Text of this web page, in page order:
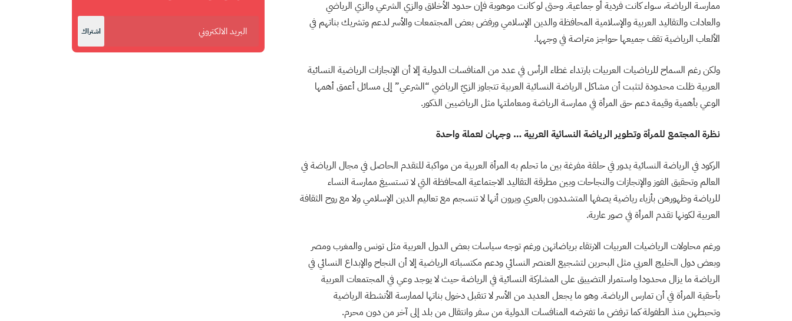
ممارسة الرياضة، سواء كانت فردية أو جماعية. وحتى لو كانت موهوبة فإن حدود الأخلاق والزي الشرعي والزي الرياضي
والعادات والتقاليد العربية والإسلامية المحافظة والدين الإسلامي ورفض بعض المجتمعات والأسر لدعم وتشريك بناتهم في
الألعاب الرياضية تقف جميعها حواجز متراصة في وجهها.
ولكن رغم السماح للرياضيات العربيات بارتداء غطاء الرأس في عدد من المنافسات الدولية إلا أن الإنجازات الرياضية النسائية
العربية ظلت محدودة لتثبت أن مشاكل الرياضة النسائية العربية تتجاوز الزيّ الرياضي “الشرعي” إلى مسائل أعمق أهمها
الوعي بأهمية وقيمة دعم حق المرأة في ممارسة الرياضة ومعاملتها مثل الرياضيين الذكور.
نظرة المجتمع للمرأة وتطوير الرياضة النسائية العربية … وجهان لعملة واحدة
الركود في الرياضة النسائية يدور في حلقة مفرغة بين ما تحلم به المرأة العربية من مواكبة للتقدم الحاصل في مجال الرياضة في
العالم وتحقيق الفوز والإنجازات والنجاحات وبين مطرقة التقاليد الاجتماعية المحافظة التي لا تستسيغ ممارسة النساء
للرياضة وظهورهن بأزياء رياضية يصفها المتشددون بالعري ويرون أنها لا تنسجم مع تعاليم الدين الإسلامي ولا مع روح الثقافة
العربية لكونها تقدم المرأة في صور عارية.
ورغم محاولات الرياضيات العربيات الارتقاء برياضاتهن ورغم توجه سياسات بعض الدول العربية مثل تونس والمغرب ومصر
وبعض دول الخليج العربي مثل البحرين لتشجيع العنصر النسائي ودعم مكتسباته الرياضية إلا أن النجاح والإبداع النسائي في
الرياضة ما يزال محدودا واستمرار التضييق على المشاركة النسائية في الرياضة حيث لا يوجد وعي في المجتمعات العربية
بأحقية المرأة في أن تمارس الرياضة. وهو ما يجعل العديد من الأسر لا تتقبل دخول بناتها لممارسة الأنشطة الرياضية
وتحبطهن منذ الطفولة كما ترفض ما تفترضه المنافسات الدولية من سفر وانتقال من بلد إلى آخر من دون محرم.
اشتراك